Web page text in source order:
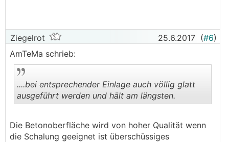
Ziegelrot 25.6.2017 (#6)
AmTeMa schrieb:
..
....bei entsprechender Einlage auch völlig glatt
ausgeführt werden und hält am längsten.
Die Betonoberfläche wird von hoher Qualität wenn
die Schalung geeignet ist überschüssiges